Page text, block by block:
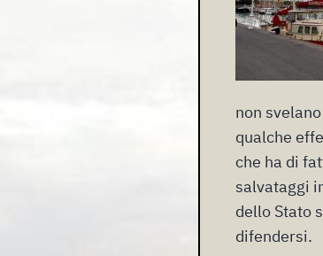
non
qualche
che ha di
salvataggi
dello Stato
difendersi.